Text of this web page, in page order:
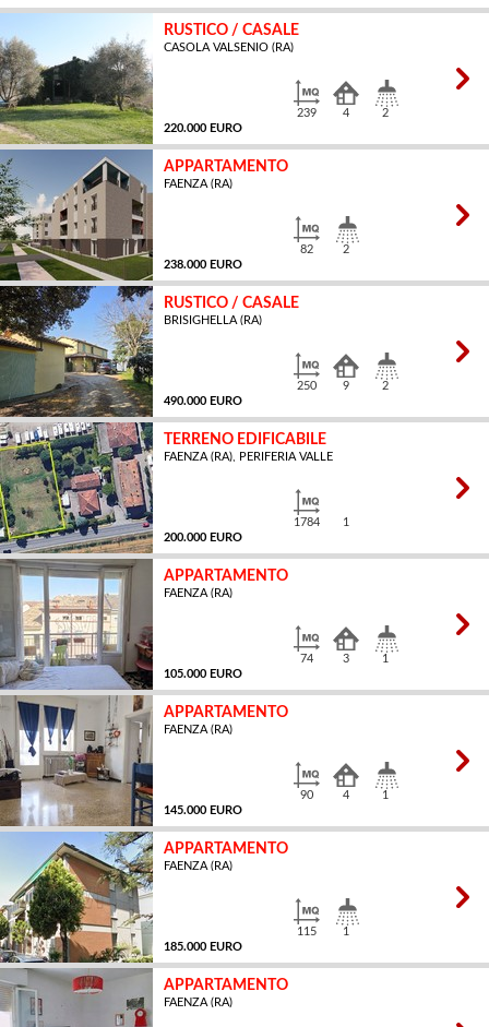
RUSTICO / CASALE
CASOLA VALSENIO (RA)
220.000 EURO
239 4 2
APPARTAMENTO
FAENZA (RA)
238.000 EURO
82 2
RUSTICO / CASALE
BRISIGHELLA (RA)
490.000 EURO
250 9 2
TERRENO EDIFICABILE
FAENZA (RA), PERIFERIA VALLE
200.000 EURO
1784 1
APPARTAMENTO
FAENZA (RA)
105.000 EURO
74 3 1
APPARTAMENTO
FAENZA (RA)
145.000 EURO
90 4 1
APPARTAMENTO
FAENZA (RA)
185.000 EURO
115 1
APPARTAMENTO
FAENZA (RA)